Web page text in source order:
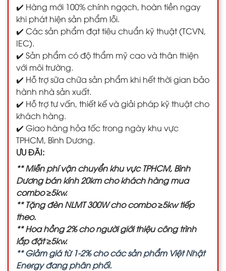
✔️ Hàng mới 100% chính ngạch, hoàn tiền ngay
khi phát hiện sản phẩm lỗi.
✔️ Các sản phẩm đạt tiêu chuẩn kỹ thuật (TCVN,
IEC).
✔️ Sản phẩm có độ thẩm mỹ cao và thân thiện
với môi trường.
✔️ Hỗ trợ sữa chữa sản phẩm khi hết thời gian bảo
hành nhà sản xuất.
✔️ Hỗ trợ tư vấn, thiết kế và giải pháp kỹ thuật cho
khách hàng.
✔️ Giao hàng hỏa tốc trong ngày khu vực
TPHCM, Bình Dương.
ƯU ĐÃI:
** Miễn phí vận chuyển khu vực TPHCM, Bình
Dương bán kính 20km cho khách hàng mua
combo ≥5kw.
** Tặng đèn NLMT 300W cho combo ≥5kw tiếp
theo.
** Hoa hồng 2% cho người giới thiệu công trình
lắp đặt ≥5kw.
** Giảm giá từ 1-2% cho các sản phẩm Việt Nhật
Energy đang phân phối.